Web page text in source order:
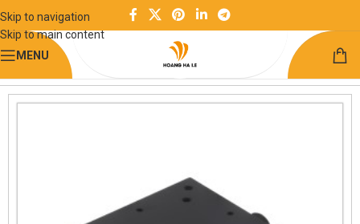
Skip to navigation
Skip to main content
MENU
Trang chủ
Module chức năng Bàn trượt định vị